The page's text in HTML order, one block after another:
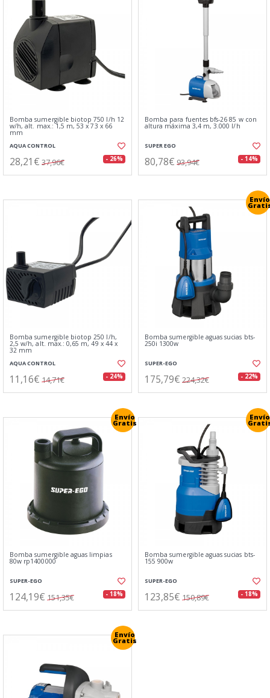
Bomba sumergible biotop 750 l/h 12
w/h, alt. max.: 1,5 m, 53 x 73 x 66
mm
AQUA CONTROL
28,21€ 37,96€ - 26%
Bomba para fuentes bfs-26 85 w con
altura máxima 3,4 m, 3.000 l/h
SUPER EGO
80,78€ 93,94€ - 14%
Bomba sumergible biotop 250 l/h,
2,5 w/h, alt. max.: 0,65 m, 49 x 44 x
32 mm
AQUA CONTROL
11,16€ 14,71€ - 24%
Envío
Bomba sumergible aguas sucias bts-
250i 1300w
SUPER-EGO
175,79€ 224,32€ - 22%
Envío
Gratis
Bomba sumergible aguas limpias
80w rp1400000
SUPER-EGO
124,19€ 151,35€ - 18%
Envío
Bomba sumergible aguas sucias bts-
155 900w
SUPER-EGO
123,85€ 150,89€ - 18%
Envío
Gratis